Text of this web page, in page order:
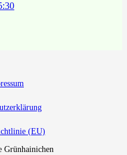
(EU)
Grünhainichen